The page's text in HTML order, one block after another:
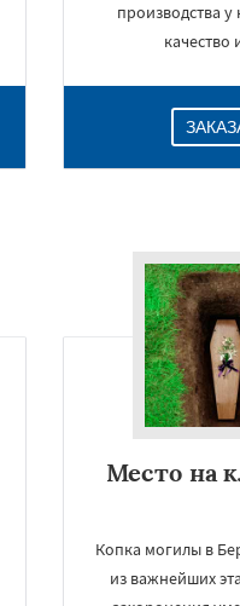
производства у
качество
Место на
Копка могилы в
из важнейших